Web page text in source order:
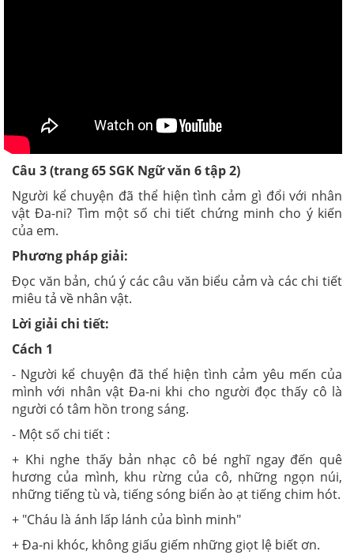
Câu 3 (trang 65 SGK Ngữ văn 6 tập 2)
Người kể chuyện đã thể hiện tình cảm gì đổi với nhân
vật Đa-ni? Tìm một số chi tiết chứng minh cho ý kiến
của em.
Phương pháp giải:
Đọc văn bản, chú ý các câu văn biểu cảm và các chi tiết
miêu tả về nhân vật.
Lời giải chi tiết:
Cách 1
- Người kể chuyện đã thể hiện tình cảm yêu mến của
mình với nhân vật Đa-ni khi cho người đọc thấy cô là
người có tâm hồn trong sáng.
- Một số chi tiết :
+ Khi nghe thấy bản nhạc cô bé nghĩ ngay đến quê
hương của mình, khu rừng của cô, những ngọn núi,
những tiếng tù và, tiếng sóng biển ào ạt tiếng chim hót.
+ "Cháu là ánh lấp lánh của bình minh"
+ Đa-ni khóc, không giấu giếm những giọt lệ biết ơn.